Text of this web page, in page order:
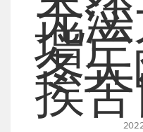
无
增
冬
挨